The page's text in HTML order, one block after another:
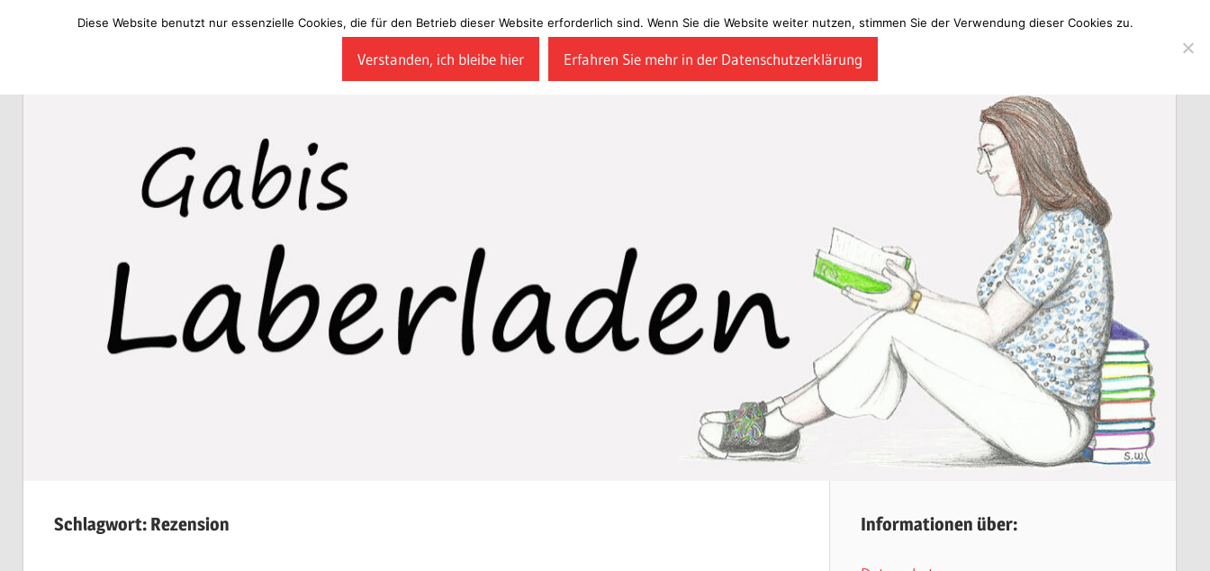
Schlagwort: Rezension Informationen über:
Diese Website benutzt nur essenzielle Cookies, die für den Betrieb dieser Website erforderlich sind. Wenn Sie die Website weiter nutzen, stimmen Sie der Verwendung dieser Cookies zu.
Verstanden, ich bleibe hier Erfahren Sie mehr in der Datenschutzerklärung